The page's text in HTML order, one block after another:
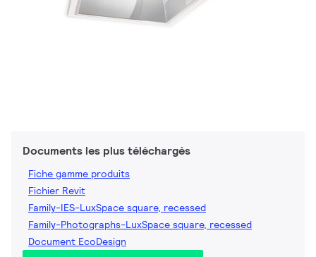
Documents les plus téléchargés
Fiche gamme produits
Fichier Revit
Family-IES-LuxSpace square, recessed
Family-Photographs-LuxSpace square, recessed
Document EcoDesign